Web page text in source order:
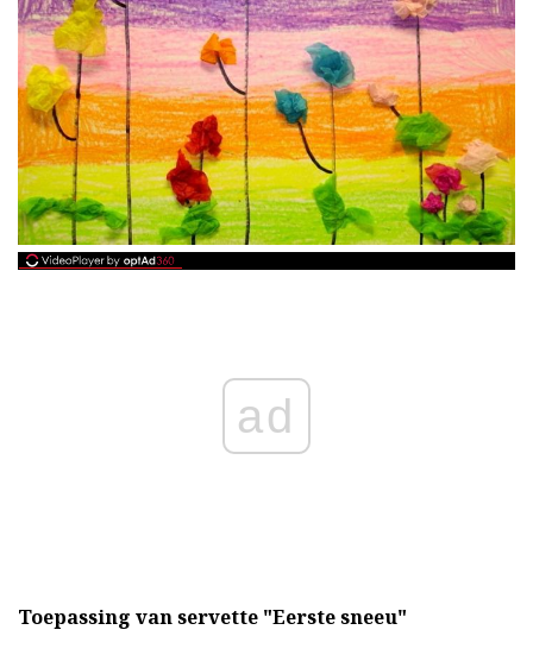
ad
Toepassing van servette "Eerste sneeu"